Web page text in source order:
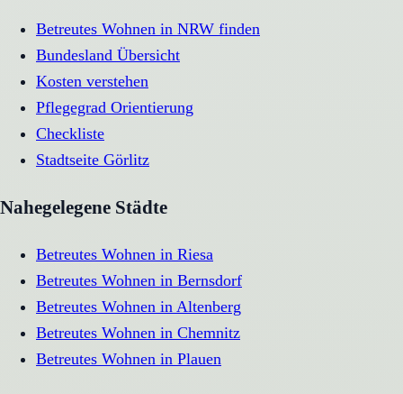
Betreutes Wohnen in NRW finden
Bundesland Übersicht
Kosten verstehen
Pflegegrad Orientierung
Checkliste
Stadtseite Görlitz
Nahegelegene Städte
Betreutes Wohnen in Riesa
Betreutes Wohnen in Bernsdorf
Betreutes Wohnen in Altenberg
Betreutes Wohnen in Chemnitz
Betreutes Wohnen in Plauen